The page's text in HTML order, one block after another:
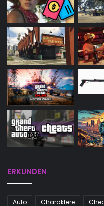
ERKUNDEN
Auto Charaktere